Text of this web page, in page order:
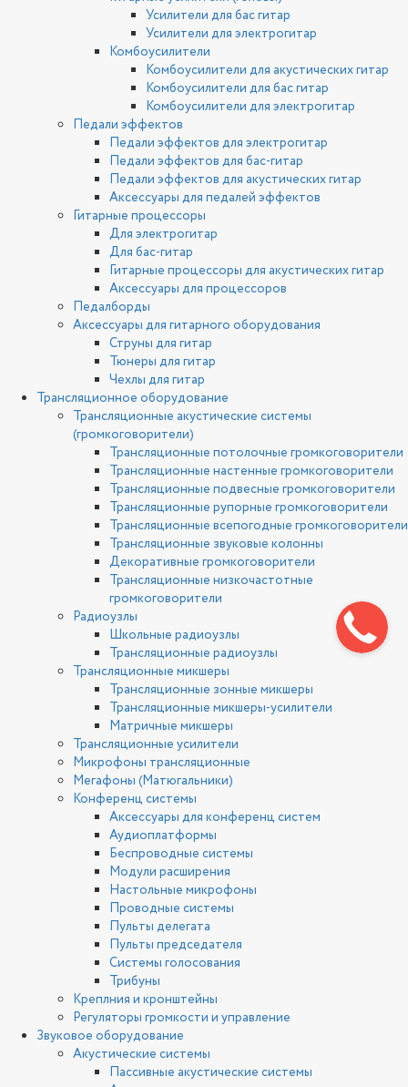
Усилители для бас гитар
Усилители для электрогитар
Комбоусилители
Комбоусилители для акустических гитар
Комбоусилители для бас гитар
Комбоусилители для электрогитар
Педали эффектов
Педали эффектов для электрогитар
Педали эффектов для бас-гитар
Педали эффектов для акустических гитар
Аксессуары для педалей эффектов
Гитарные процессоры
Для электрогитар
Для бас-гитар
Гитарные процессоры для акустических гитар
Аксессуары для процессоров
Педалборды
Аксессуары для гитарного оборудования
Струны для гитар
Тюнеры для гитар
Чехлы для гитар
Трансляционное оборудование
Трансляционные акустические системы
(громкоговорители)
Трансляционные потолочные громкоговорители
Трансляционные настенные громкоговорители
Трансляционные подвесные громкоговорители
Трансляционные рупорные громкоговорители
Трансляционные всепогодные громкоговорители
Трансляционные звуковые колонны
Декоративные громкоговорители
Трансляционные низкочастотные
громкоговорители
Радиоузлы
Школьные радиоузлы
Трансляционные радиоузлы
Трансляционные микшеры
Трансляционные зонные микшеры
Трансляционные микшеры-усилители
Матричные микшеры
Трансляционные усилители
Микрофоны трансляционные
Мегафоны (Матюгальники)
Конференц системы
Аксессуары для конференц систем
Аудиоплатформы
Беспроводные системы
Модули расширения
Настольные микрофоны
Проводные системы
Пульты делегата
Пульты председателя
Системы голосования
Трибуны
Креплния и кронштейны
Регуляторы громкости и управление
Звуковое оборудование
Акустические системы
Пассивные акустические системы